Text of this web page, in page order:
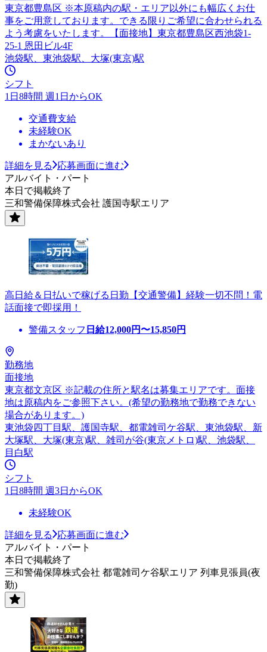
東京都豊島区 ※本原稿内の駅・エリア以外にも幅広くお仕
事をご用意しております。できる限りご希望に合わせられる
よう考慮をいたします。【面接地】東京都豊島区西池袋1-
25-1 恩田ビル4F
池袋駅、東池袋駅、大塚(東京)駅
シフト
1日8時間 週1日からOK
交通費支給
未経験OK
まかないあり
詳細を見る
応募画面に進む
アルバイト・パート
本日で掲載終了
三和警備保障株式会社 護国寺駅エリア
高日給＆日払いで稼げる日勤【交通警備】経験一切不問！電
話面接で即採用！
警備スタッフ 日給12,000円〜15,850円
勤務地
面接地
東京都文京区 ※記載の住所と駅名は募集エリアです。面接
地は原稿内をご参照下さい。(希望の勤務地で勤務できない
場合があります。)
東池袋四丁目駅、護国寺駅、都電雑司ケ谷駅、東池袋駅、新
大塚駅、大塚(東京)駅、雑司が谷(東京メトロ)駅、池袋駅、
目白駅
シフト
1日8時間 週3日からOK
未経験OK
詳細を見る
応募画面に進む
アルバイト・パート
本日で掲載終了
三和警備保障株式会社 都電雑司ケ谷駅エリア 列車見張員(夜
勤)